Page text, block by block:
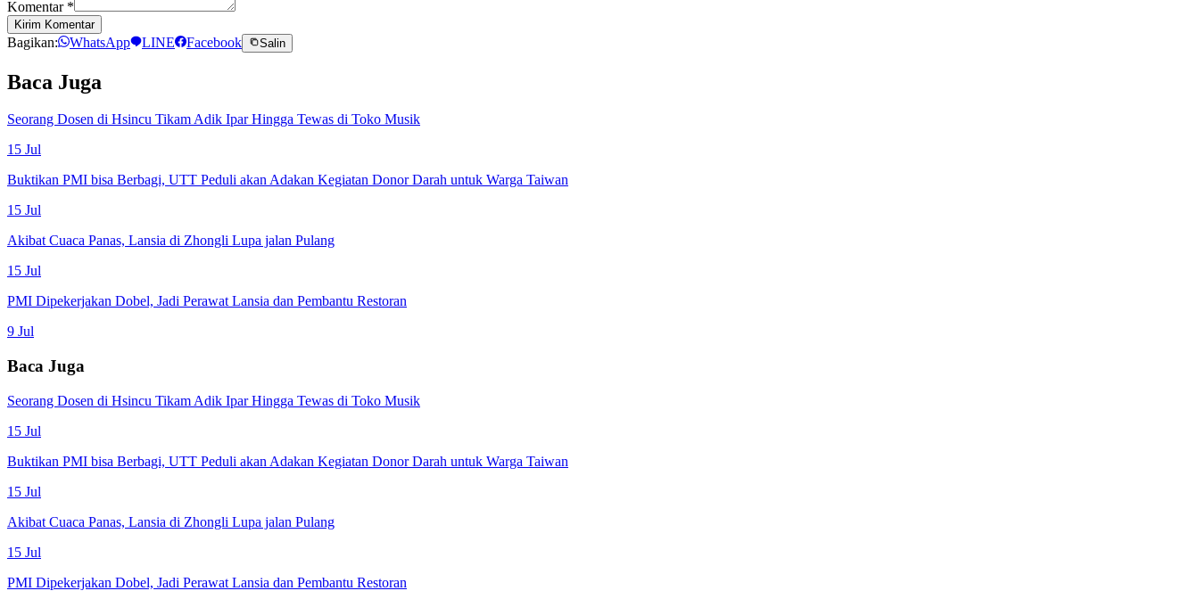
Komentar *
Kirim Komentar
Bagikan: WhatsApp LINE Facebook Salin
Baca Juga
Seorang Dosen di Hsincu Tikam Adik Ipar Hingga Tewas di Toko Musik
15 Jul
Buktikan PMI bisa Berbagi, UTT Peduli akan Adakan Kegiatan Donor Darah untuk Warga Taiwan
15 Jul
Akibat Cuaca Panas, Lansia di Zhongli Lupa jalan Pulang
15 Jul
PMI Dipekerjakan Dobel, Jadi Perawat Lansia dan Pembantu Restoran
9 Jul
Baca Juga
Seorang Dosen di Hsincu Tikam Adik Ipar Hingga Tewas di Toko Musik
15 Jul
Buktikan PMI bisa Berbagi, UTT Peduli akan Adakan Kegiatan Donor Darah untuk Warga Taiwan
15 Jul
Akibat Cuaca Panas, Lansia di Zhongli Lupa jalan Pulang
15 Jul
PMI Dipekerjakan Dobel, Jadi Perawat Lansia dan Pembantu Restoran